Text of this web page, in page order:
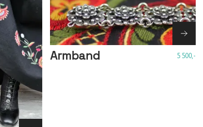
Armband 5 500,-